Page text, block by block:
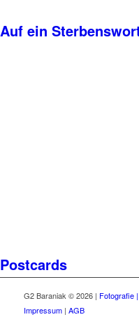
Auf ein
Postcards
G2 Baraniak © 2026 | Fotografie
Impressum| AGB